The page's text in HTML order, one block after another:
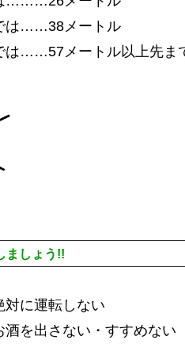
は……38メートル
は……57メートル以上先ま
ましょう!!
対に運転しない
酒を出さない・すすめない